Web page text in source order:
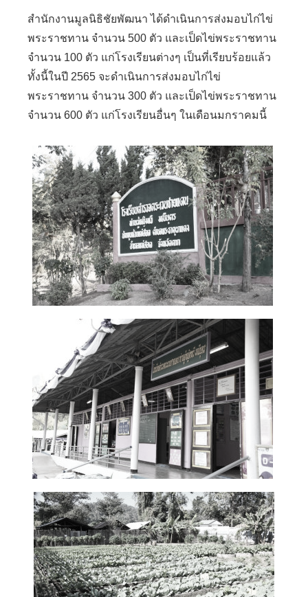
สำนักงานมูลนิธิชัยพัฒนา ได้ดำเนินการส่งมอบไก่ไข่
พระราชทาน จำนวน 500 ตัว และเป็ดไข่พระราชทาน
จำนวน 100 ตัว แก่โรงเรียนต่างๆ เป็นที่เรียบร้อยแล้ว
ทั้งนี้ในปี 2565 จะดำเนินการส่งมอบไก่ไข่
พระราชทาน จำนวน 300 ตัว และเป็ดไข่พระราชทาน
จำนวน 600 ตัว แก่โรงเรียนอื่นๆ ในเดือนมกราคมนี้